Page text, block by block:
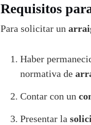
Requisitos
Para solicitar un
Haber
normativa de
Contar con un
Presentar la